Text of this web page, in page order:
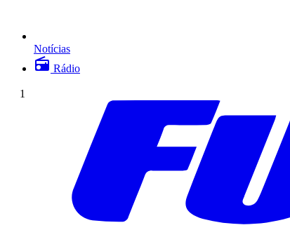
Notícias
Rádio
1